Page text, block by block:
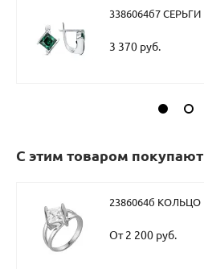
3386064б7 СЕРЬГИ
3 370 руб.
С этим товаром покупают
2386064б КОЛЬЦО
От 2 200 руб.